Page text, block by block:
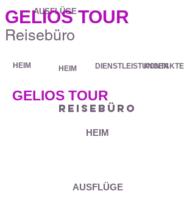
AUSFLÜGE
GELIOS TOUR
Reisebüro
HEIM
HEIM KONTAKTE
DIENSTLEISTUNGEN
GELIOS TOUR
Reisebüro
HEIM
AUSFLÜGE